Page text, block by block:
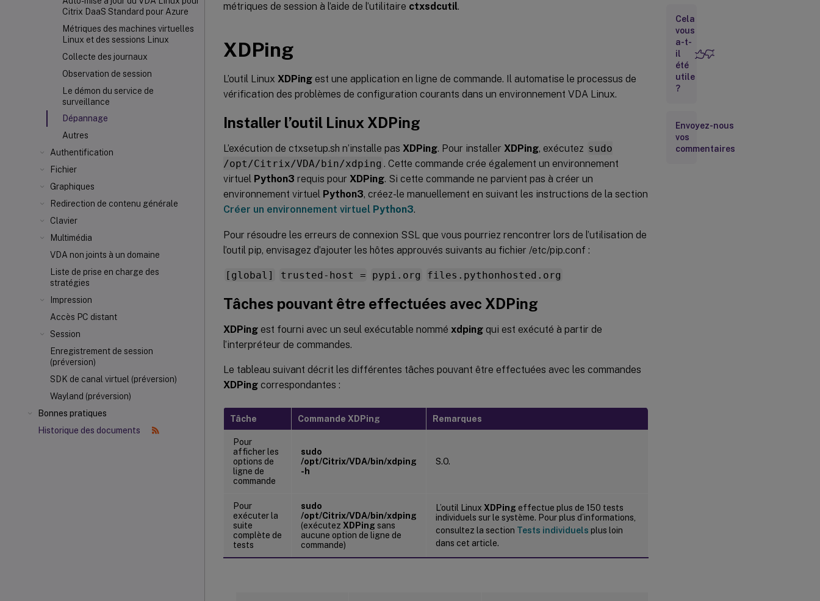
Citrix DaaS Standard pour Azure
Métriques des machines virtuelles
Linux et des sessions Linux
Collecte des journaux
Observation de session
Le démon du service de
surveillance
Dépannage
Autres
Authentification
Fichier
Graphiques
Redirection de contenu générale
Clavier
Multimédia
VDA non joints à un domaine
Liste de prise en charge des
stratégies
Impression
Accès PC distant
Session
Enregistrement de session
(préversion)
SDK de canal virtuel (préversion)
Wayland (préversion)
Bonnes pratiques
Historique des documents
métriques de session à l’aide de l’utilitaire ctxsdcutil.
XDPing
L’outil Linux XDPing est une application en ligne de commande. Il automatise le processus de
vérification des problèmes de configuration courants dans un environnement VDA Linux.
Installer l’outil Linux XDPing
L’exécution de ctxsetup.sh n’installe pas XDPing. Pour installer XDPing, exécutez sudo
/opt/Citrix/VDA/bin/xdping . Cette commande crée également un environnement
virtuel Python3 requis pour XDPing. Si cette commande ne parvient pas à créer un
environnement virtuel Python3, créez-le manuellement en suivant les instructions de la section
Créer un environnement virtuel Python3.
Pour résoudre les erreurs de connexion SSL que vous pourriez rencontrer lors de l’utilisation de
l’outil pip, envisagez d’ajouter les hôtes approuvés suivants au fichier /etc/pip.conf :
[global] trusted-host = pypi.org files.pythonhosted.org
Tâches pouvant être effectuées avec XDPing
XDPing est fourni avec un seul exécutable nommé xdping qui est exécuté à partir de
l’interpréteur de commandes.
Le tableau suivant décrit les différentes tâches pouvant être effectuées avec les commandes
XDPing correspondantes :
Tâche Commande XDPing Remarques
Pour
afficher les
options de
ligne de
commande
sudo
/opt/Citrix/VDA/bin/xdping
-h
S.O.
Pour
exécuter la
suite
complète de
tests
sudo
/opt/Citrix/VDA/bin/xdping
(exécutez XDPing sans
aucune option de ligne de
commande)
L’outil Linux XDPing effectue plus de 150 tests
individuels sur le système. Pour plus d’informations,
consultez la section Tests individuels plus loin
dans cet article.
effectuées
avec
XDPing
Utilitaires
d’interrogation
des métriques
ctxsession
ctxqsession,
Cela
vous
a-t-
il
été
utile
?
Envoyez-nous
vos
commentaires